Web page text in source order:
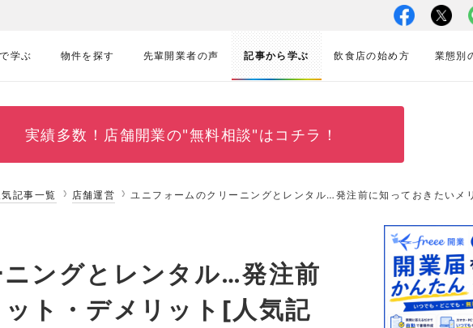
学ぶ 物件を探す 先輩開業者の声 記事から学ぶ 飲食店の始め方 業態別
実績多数！ 店舗開業の"無料相談"はコチラ！
記事一覧 店舗運営 ユニフォームのクリーニングとレンタル…発注前に知っておきたいメ
ングとレンタル…発注前
ト・デメリット[人気記